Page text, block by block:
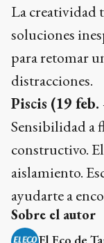
La creatividad
soluciones
para retomar
distracciones.
Piscis (19
Sensibilidad a
constructivo.
aislamiento.
ayudarte a
Sobre el autor
El Eco de